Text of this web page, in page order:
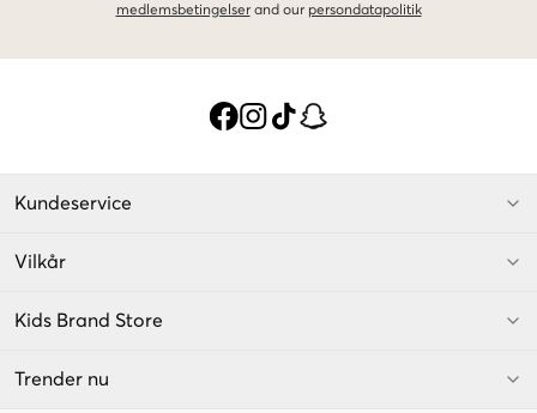
medlemsbetingelser and our persondatapolitik
Kundeservice
Vilkår
Kids Brand Store
Trender nu